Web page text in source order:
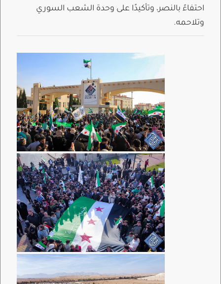
احتفاءً بالنصر، وتأكيدًا على وحدة الشعب السوري
وتلاحمه.